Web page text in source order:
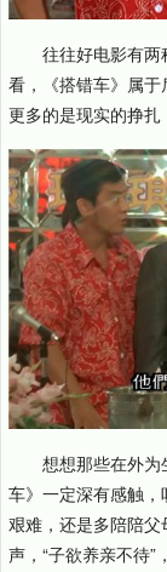
往往好电影有
看，《搭错车》属
更多的是现实的挣扎
想想那些在外
车》一定深有感触
艰难，还是多陪陪
声，“子欲养亲不待”